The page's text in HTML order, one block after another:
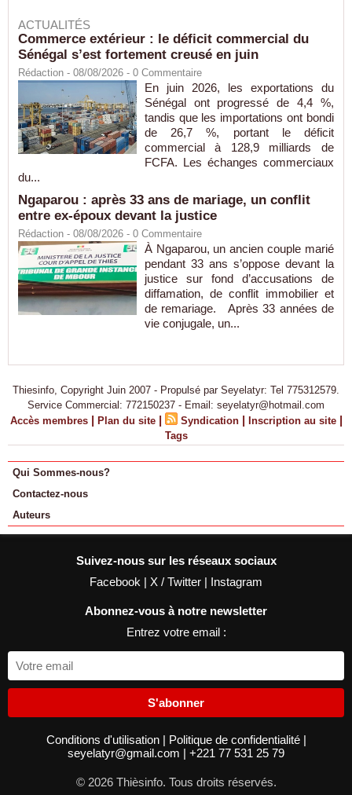
ACTUALITÉS
Commerce extérieur : le déficit commercial du
Sénégal s’est fortement creusé en juin
Rédaction - 08/08/2026 - 0 Commentaire
En juin 2026, les exportations du
Sénégal ont progressé de 4,4 %,
tandis que les importations ont bondi
de 26,7 %, portant le déficit
commercial à 128,9 milliards de
FCFA. Les échanges commerciaux
du...
Ngaparou : après 33 ans de mariage, un conflit
entre ex-époux devant la justice
Rédaction - 08/08/2026 - 0 Commentaire
À Ngaparou, un ancien couple marié
pendant 33 ans s’oppose devant la
justice sur fond d’accusations de
diffamation, de conflit immobilier et
de remariage. Après 33 années de
vie conjugale, un...
Thiesinfo, Copyright Juin 2007 - Propulsé par Seyelatyr: Tel 775312579.
Service Commercial: 772150237 - Email: seyelatyr@hotmail.com
Accès membres | Plan du site | Syndication | Inscription au site |
Tags
Qui Sommes-nous?
Contactez-nous
Auteurs
Suivez-nous sur les réseaux sociaux
Facebook | X / Twitter | Instagram
Abonnez-vous à notre newsletter
Entrez votre email :
S'abonner
Conditions d'utilisation | Politique de confidentialité |
seyelatyr@gmail.com | +221 77 531 25 79
© 2026 Thièsinfo. Tous droits réservés.